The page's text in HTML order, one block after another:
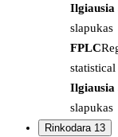
Ilgiausia
slapukas
FPLC
Ilgiausia
slapukas
Rinkodara 13